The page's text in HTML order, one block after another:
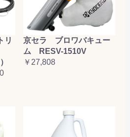
リ
京セラ ブロワバキュー
ム RESV-1510V
￥27,808